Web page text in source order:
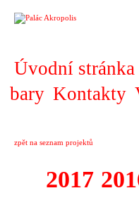
Úvodní stránka
bary Kontakty
zpět na seznam projektů
2017